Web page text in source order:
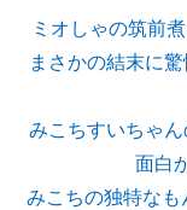
ミオしゃの筑前
まさかの結末に
みこちすいちゃ
面白
みこちの独特な